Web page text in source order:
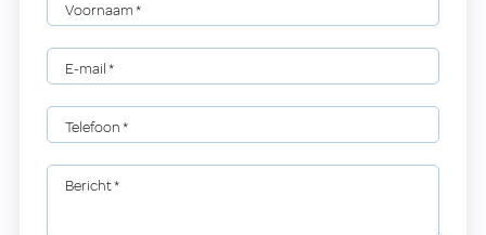
Voornaam*
E-mail*
Telefoon*
Bericht*